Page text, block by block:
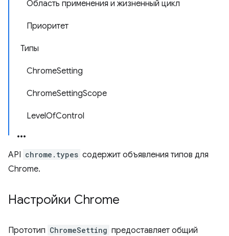
Область применения и жизненный цикл
Приоритет
Типы
ChromeSetting
ChromeSettingScope
LevelOfControl
API chrome.types содержит объявления типов для
Chrome.
Настройки Chrome
Прототип ChromeSetting предоставляет общий